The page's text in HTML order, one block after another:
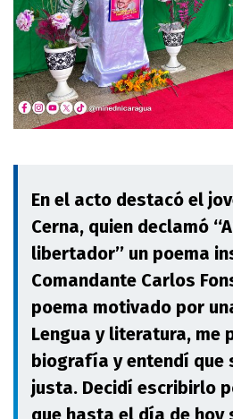
En el acto destacó el
Cerna, quien declamó
libertador’’ un poema
Comandante Carlos
poema motivado por
Lengua y literatura, me
biografía y entendí que
justa. Decidí escribirlo